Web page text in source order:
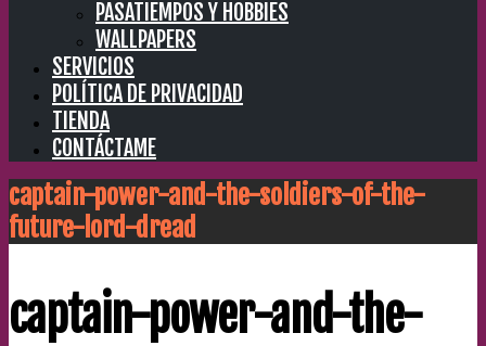
PASATIEMPOS Y HOBBIES
WALLPAPERS
SERVICIOS
POLÍTICA DE PRIVACIDAD
TIENDA
CONTÁCTAME
captain-power-and-the-soldiers-of-the-
future-lord-dread
captain-power-and-the-